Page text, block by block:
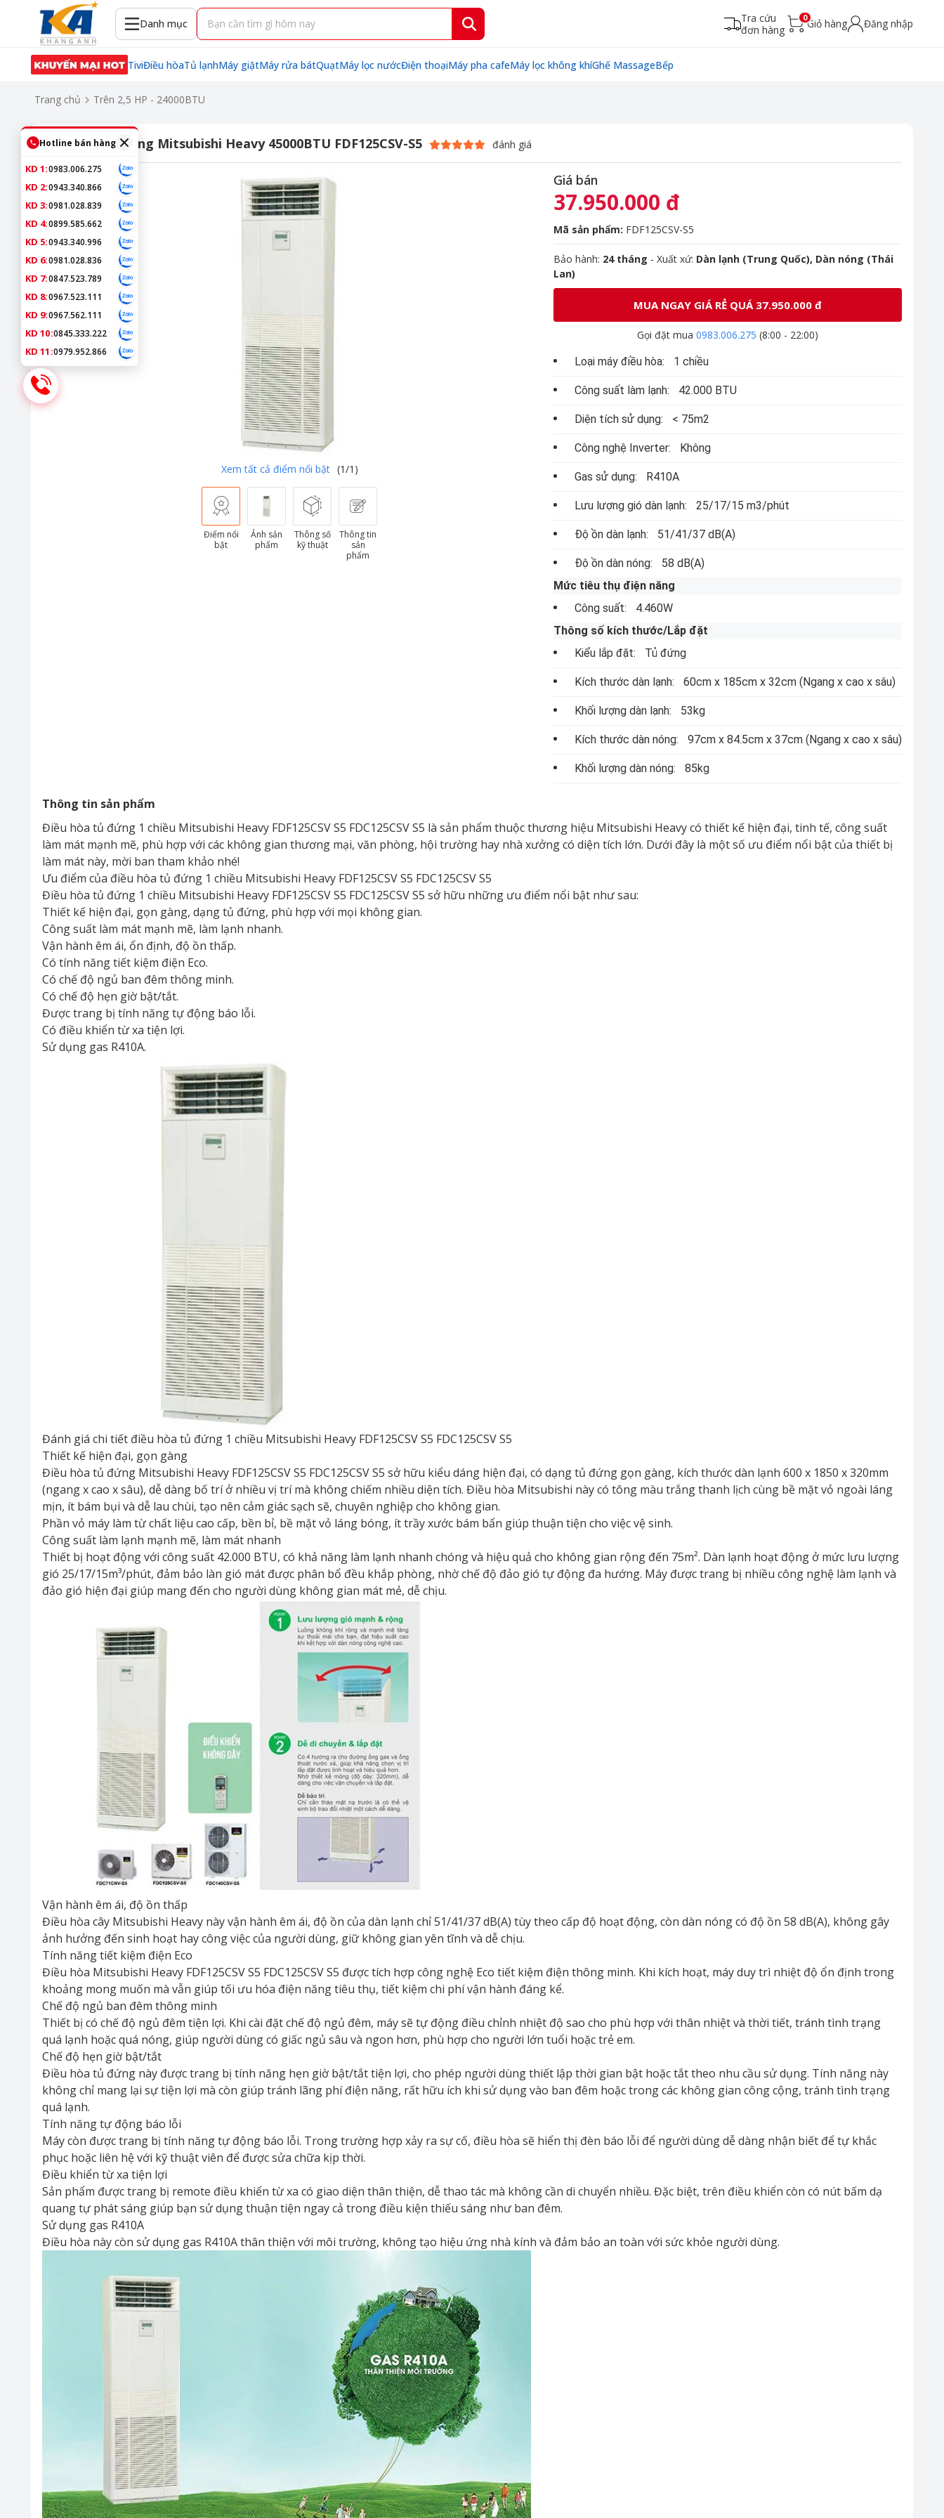
Danh mục
Tra cứu
đơn hàng
0Giỏ hàng Đăng nhập
TiviĐiều hòaTủ lạnhMáy giặtMáy rửa bátQuạtMáy lọc nướcĐiện thoạiMáy pha cafeMáy lọc không khíGhế MassageBếp
Trang chủ Trên 2,5 HP - 24000BTU
Điều hòa tủ đứng Mitsubishi Heavy 45000BTU FDF125CSV-S5 đánh giá
Xem tất cả điểm nổi bật (1/1)
Điểm nổi
bật
Ảnh sản
phẩm
Thông số
kỹ thuật
Thông tin
sản
phẩm
Giá bán
37.950.000 đ
Mã sản phẩm: FDF125CSV-S5
Bảo hành: 24 tháng - Xuất xứ: Dàn lạnh (Trung Quốc), Dàn nóng (Thái
Lan)
MUA NGAY GIÁ RẺ QUÁ 37.950.000 đ
Gọi đặt mua 0983.006.275 (8:00 - 22:00)
Loại máy điều hòa:
1 chiều
Công suất làm lạnh: 42.000 BTU
Diện tích sử dụng: < 75m2
Công nghệ Inverter: Không
Gas sử dụng: R410A
Lưu lượng gió dàn lạnh: 25/17/15 m3/phút
Độ ồn dàn lạnh: 51/41/37 dB(A)
Độ ồn dàn nóng:
58 dB(A)
Mức tiêu thụ điện năng
Công suất:
4.460W
Thông số kích thước/Lắp đặt
Kiểu lắp đặt:
Tủ đứng
Kích thước dàn lạnh: 60cm x 185cm x 32cm (Ngang x cao x sâu)
Khối lượng dàn lạnh: 53kg
Kích thước dàn nóng: 97cm x 84.5cm x 37cm (Ngang x cao x sâu)
Khối lượng dàn nóng: 85kg
Thông tin sản phẩm
Điều hòa tủ đứng 1 chiều Mitsubishi Heavy FDF125CSV S5 FDC125CSV S5 là sản phẩm thuộc thương hiệu Mitsubishi Heavy có thiết kế hiện đại, tinh tế, công suất
làm mát mạnh mẽ, phù hợp với các không gian thương mại, văn phòng, hội trường hay nhà xưởng có diện tích lớn. Dưới đây là một số ưu điểm nổi bật của thiết bị
làm mát này, mời ban tham khảo nhé!
Ưu điểm của điều hòa tủ đứng 1 chiều Mitsubishi Heavy FDF125CSV S5 FDC125CSV S5
Điều hòa tủ đứng 1 chiều Mitsubishi Heavy FDF125CSV S5 FDC125CSV S5 sở hữu những ưu điểm nổi bật như sau:
Thiết kế hiện đại, gọn gàng, dạng tủ đứng, phù hợp với mọi không gian.
Công suất làm mát mạnh mẽ, làm lạnh nhanh.
Vận hành êm ái, ổn định, độ ồn thấp.
Có tính năng tiết kiệm điện Eco.
Có chế độ ngủ ban đêm thông minh.
Có chế độ hẹn giờ bật/tắt.
Được trang bị tính năng tự động báo lỗi.
Có điều khiển từ xa tiện lợi.
Sử dụng gas R410A.
Đánh giá chi tiết điều hòa tủ đứng 1 chiều Mitsubishi Heavy FDF125CSV S5 FDC125CSV S5
Thiết kế hiện đại, gọn gàng
Điều hòa tủ đứng Mitsubishi Heavy FDF125CSV S5 FDC125CSV S5 sở hữu kiểu dáng hiện đại, có dạng tủ đứng gọn gàng, kích thước dàn lạnh 600 x 1850 x 320mm
(ngang x cao x sâu), dễ dàng bố trí ở nhiều vị trí mà không chiếm nhiều diện tích. Điều hòa Mitsubishi này có tông màu trắng thanh lịch cùng bề mặt vỏ ngoài láng
mịn, ít bám bụi và dễ lau chùi, tạo nên cảm giác sạch sẽ, chuyên nghiệp cho không gian.
Phần vỏ máy làm từ chất liệu cao cấp, bền bỉ, bề mặt vỏ láng bóng, ít trầy xước bám bẩn giúp thuận tiện cho việc vệ sinh.
Công suất làm lạnh mạnh mẽ, làm mát nhanh
Thiết bị hoạt động với công suất 42.000 BTU, có khả năng làm lạnh nhanh chóng và hiệu quả cho không gian rộng đến 75m². Dàn lạnh hoạt động ở mức lưu lượng
gió 25/17/15m³/phút, đảm bảo làn gió mát được phân bổ đều khắp phòng, nhờ chế độ đảo gió tự động đa hướng. Máy được trang bị nhiều công nghệ làm lạnh và
đảo gió hiện đại giúp mang đến cho người dùng không gian mát mẻ, dễ chịu.
Vận hành êm ái, độ ồn thấp
Điều hòa cây Mitsubishi Heavy này vận hành êm ái, độ ồn của dàn lạnh chỉ 51/41/37 dB(A) tùy theo cấp độ hoạt động, còn dàn nóng có độ ồn 58 dB(A), không gây
ảnh hưởng đến sinh hoạt hay công việc của người dùng, giữ không gian yên tĩnh và dễ chịu.
Tính năng tiết kiệm điện Eco
Điều hòa Mitsubishi Heavy FDF125CSV S5 FDC125CSV S5 được tích hợp công nghệ Eco tiết kiệm điện thông minh. Khi kích hoạt, máy duy trì nhiệt độ ổn định trong
khoảng mong muốn mà vẫn giúp tối ưu hóa điện năng tiêu thụ, tiết kiệm chi phí vận hành đáng kể.
Chế độ ngủ ban đêm thông minh
Thiết bị có chế độ ngủ đêm tiện lợi. Khi cài đặt chế độ ngủ đêm, máy sẽ tự động điều chỉnh nhiệt độ sao cho phù hợp với thân nhiệt và thời tiết, tránh tình trạng
quá lạnh hoặc quá nóng, giúp người dùng có giấc ngủ sâu và ngon hơn, phù hợp cho người lớn tuổi hoặc trẻ em.
Chế độ hẹn giờ bật/tắt
Điều hòa tủ đứng này được trang bị tính năng hẹn giờ bật/tắt tiện lợi, cho phép người dùng thiết lập thời gian bật hoặc tắt theo nhu cầu sử dụng. Tính năng này
không chỉ mang lại sự tiện lợi mà còn giúp tránh lãng phí điện năng, rất hữu ích khi sử dụng vào ban đêm hoặc trong các không gian công cộng, tránh tình trạng
quá lạnh.
Tính năng tự động báo lỗi
Máy còn được trang bị tính năng tự động báo lỗi. Trong trường hợp xảy ra sự cố, điều hòa sẽ hiển thị đèn báo lỗi để người dùng dễ dàng nhận biết để tự khắc
phục hoặc liên hệ với kỹ thuật viên để được sửa chữa kịp thời.
Điều khiển từ xa tiện lợi
Sản phẩm được trang bị remote điều khiển từ xa có giao diện thân thiện, dễ thao tác mà không cần di chuyển nhiều. Đặc biệt, trên điều khiển còn có nút bấm dạ
quang tự phát sáng giúp bạn sử dụng thuận tiện ngay cả trong điều kiện thiếu sáng như ban đêm.
Sử dụng gas R410A
Điều hòa này còn sử dụng gas R410A thân thiện với môi trường, không tạo hiệu ứng nhà kính và đảm bảo an toàn với sức khỏe người dùng.
Hotline bán hàng
KD 1:0983.006.275
KD 2:0943.340.866
KD 3:0981.028.839
KD 4:0899.585.662
KD 5:0943.340.996
KD 6:0981.028.836
KD 7:0847.523.789
KD 8:0967.523.111
KD 9:0967.562.111
KD 10:0845.333.222
KD 11:0979.952.866